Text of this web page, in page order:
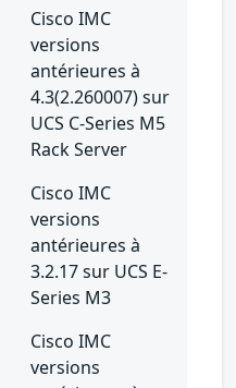
Cisco IMC
versions
antérieures à
4.3(2.260007) sur
UCS C-Series M5
Rack Server
Cisco IMC
versions
antérieures à
3.2.17 sur UCS E-
Series M3
Cisco IMC
versions